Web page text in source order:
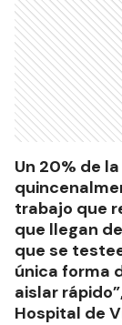
Un 20% de
trabajo que
que llegan
que se
única forma
aislar
Hospital de